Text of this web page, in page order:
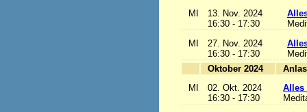
MI
13. Nov. 2024
16:30 - 17:30
MI
27. Nov. 2024
16:30 - 17:30
Oktober 2024
MI
02. Okt. 2024
16:30 - 17:30
Alles